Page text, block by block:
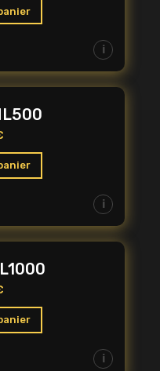
i
i
i